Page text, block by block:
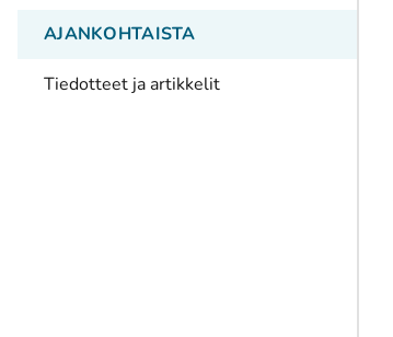
AJANKOHTAISTA
Tiedotteet ja artikkelit